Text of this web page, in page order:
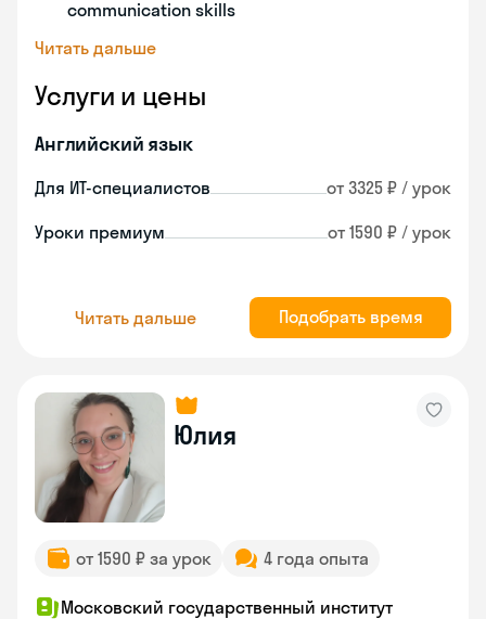
communication skills
Читать дальше
Услуги и цены
Английский язык
Для ИТ-специалистов от 3325 ₽ / урок
Уроки премиум от 1590 ₽ / урок
Читать дальше Подобрать время
Юлия
от 1590 ₽ за урок 4 года опыта
Московский государственный институт